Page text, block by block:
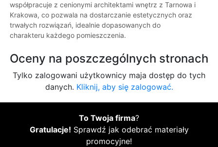
współpracuje z cenionymi architektami wnętrz z Tarnowa i
Krakowa, co pozwala na dostarczanie estetycznych oraz
trwałych rozwiązań, idealnie dopasowanych do
charakteru każdego pomieszczenia.
Oceny na poszczególnych stronach
Tylko zalogowani użytkownicy maja dostęp do tych
danych. Kliknij, aby się zalogować.
To Twoja firma?
Gratulacje! Sprawdź jak odebrać materiały
promocyjne!